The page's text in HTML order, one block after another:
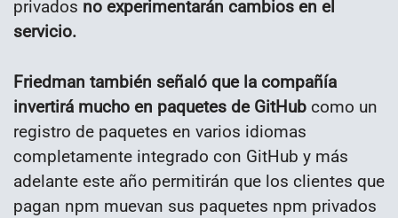
privados no experimentarán cambios en el
servicio.
Friedman también señaló que la compañía
invertirá mucho en paquetes de GitHub como un
registro de paquetes en varios idiomas
completamente integrado con GitHub y más
adelante este año permitirán que los clientes que
pagan npm muevan sus paquetes npm privados